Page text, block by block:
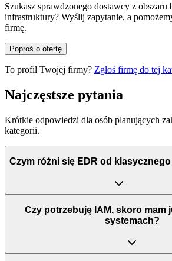
Szukasz sprawdzonego dostawcy z obszaru
infrastruktury? Wyślij zapytanie, a
firmę.
Poproś o ofertę
To profil Twojej firmy? Zgłoś firmę do tej
Najczęstsze pytania
Krótkie odpowiedzi dla osób planujących
kategorii.
Czym różni się EDR od
Czy potrzebuję IAM, skoro mam
systemach?